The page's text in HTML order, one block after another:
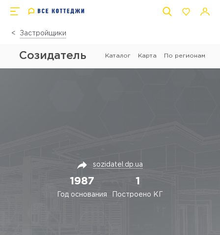
Застройщики
Созидатель Каталог Карта По регионам
sozidatel.dp.ua
1987
Год основания
1
Построено КГ